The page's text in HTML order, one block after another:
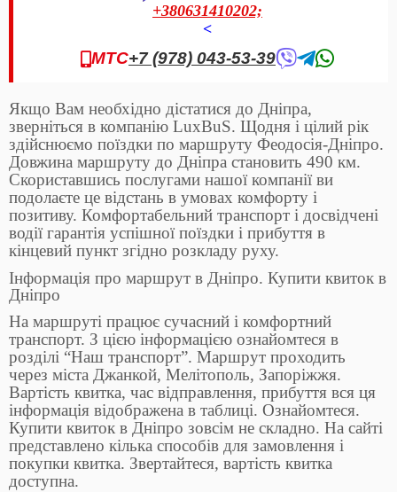
+380631410202;
<
МТС+7 (978) 043-53-39
Якщо Вам необхідно дістатися до Дніпра,
зверніться в компанію LuxBuS. Щодня і цілий рік
здійснюємо поїздки по маршруту Феодосія-Дніпро.
Довжина маршруту до Дніпра становить 490 км.
Скориставшись послугами нашої компанії ви
подолаєте це відстань в умовах комфорту і
позитиву. Комфортабельний транспорт і досвідчені
водії гарантія успішної поїздки і прибуття в
кінцевий пункт згідно розкладу руху.
Інформація про маршрут в Дніпро. Купити квиток в
Дніпро
На маршруті працює сучасний і комфортний
транспорт. З цією інформацією ознайомтеся в
розділі “Наш транспорт”. Маршрут проходить
через міста Джанкой, Мелітополь, Запоріжжя.
Вартість квитка, час відправлення, прибуття вся ця
інформація відображена в таблиці. Ознайомтеся.
Купити квиток в Дніпро зовсім не складно. На сайті
представлено кілька способів для замовлення і
покупки квитка. Звертайтеся, вартість квитка
доступна.